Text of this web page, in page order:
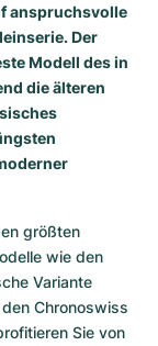
anspruchsvolle
Der
Modell des in
die älteren
größten
wie den
Variante
Chronoswiss
Sie von